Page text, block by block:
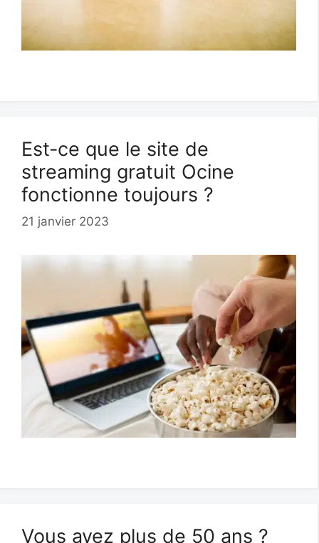
Est-ce que le site de
streaming gratuit Ocine
fonctionne toujours ?
21 janvier 2023
Vous avez plus de 50 ans ?